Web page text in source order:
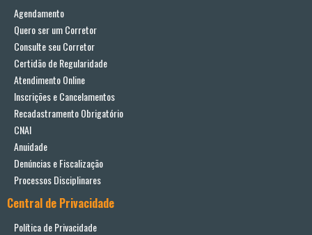
Agendamento
Quero ser um Corretor
Consulte seu Corretor
Certidão de Regularidade
Atendimento Online
Inscrições e Cancelamentos
Recadastramento Obrigatório
CNAI
Anuidade
Denúncias e Fiscalização
Processos Disciplinares
Central de Privacidade
Política de Privacidade